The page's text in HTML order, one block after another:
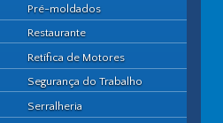
Pré-moldados
Restaurante
Retífica de Motores
Segurança do Trabalho
Serralheria